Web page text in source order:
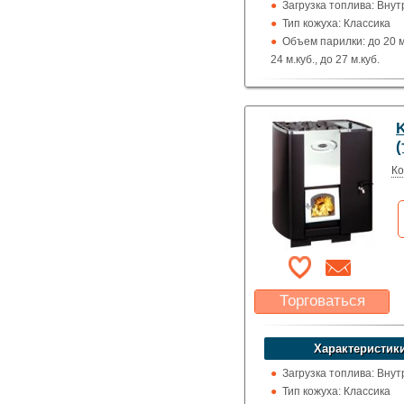
Загрузка топлива:
Тип кожуха: Классика
Объем парилки: до 20
24 м.куб., до 27 м.куб.
Дверца: Со стеклом
назад
Топка (материал):
Использование: Для
Производитель: Kastor
(Финляндия)
Торговаться
Какая цена Вас
устроит?
Указать цену
Загрузка топлива:
Тип кожуха: Классика